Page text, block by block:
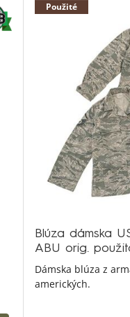
Použité
Blúza dámska
ABU orig.
Dámska blúza z
amerických.